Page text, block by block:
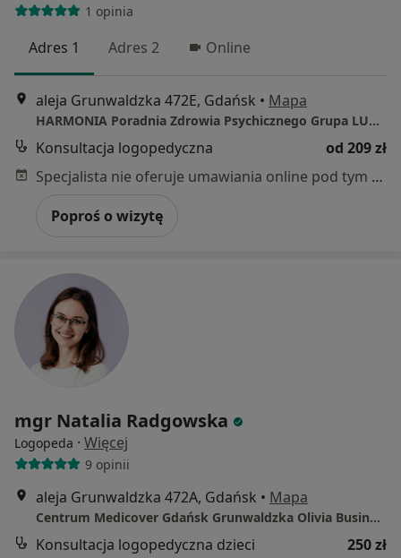
1 opinia
Adres 1 Adres 2 Online
aleja Grunwaldzka 472E, Gdańsk • Mapa
HARMONIA Poradnia Zdrowia Psychicznego Grupa LUX MED Gdańsk - Al. Grunwaldzka 472 E (bud. Olivia PRIME A)
Konsultacja logopedyczna
od 209 zł
Specjalista nie oferuje umawiania online pod tym adresem.
Poproś o wizytę
mgr Natalia Radgowska
Logopeda · Więcej
9 opinii
aleja Grunwaldzka 472A, Gdańsk • Mapa
Centrum Medicover Gdańsk Grunwaldzka Olivia Business Center
Konsultacja logopedyczna dzieci 250 zł